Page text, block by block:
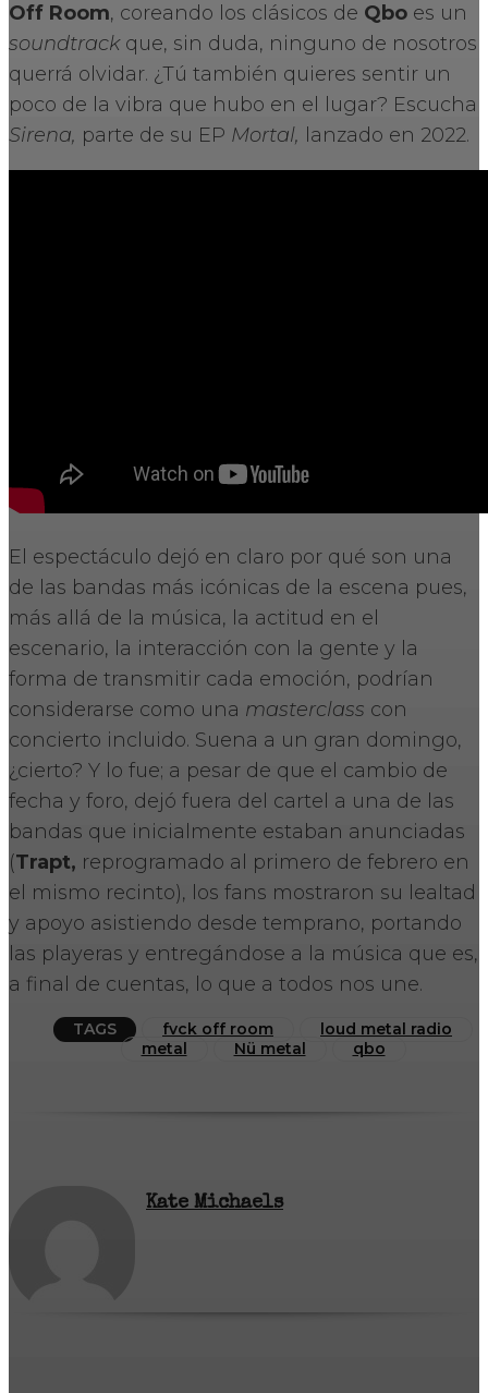
Off Room, coreando los clásicos de Qbo es un
soundtrackque, sin duda, ninguno de nosotros
querrá olvidar. ¿Tú también quieres sentir un
poco de la vibra que hubo en el lugar? Escucha
Sirena, parte de su EP Mortal, lanzado en 2022.
El espectáculo dejó en claro por qué son una
de las bandas más icónicas de la escena pues,
más allá de la música, la actitud en el
escenario, la interacción con la gente y la
forma de transmitir cada emoción, podrían
considerarse como una masterclass con
concierto incluido. Suena a un gran domingo,
¿cierto? Y lo fue; a pesar de que el cambio de
fecha y foro, dejó fuera del cartel a una de las
bandas que inicialmente estaban anunciadas
(Trapt, reprogramado al primero de febrero en
el mismo recinto), los fans mostraron su lealtad
y apoyo asistiendo desde temprano, portando
las playeras y entregándose a la música que es,
a final de cuentas, lo que a todos nos une.
TAGS fvck off room
loud metal radio
metal
Nü metal qbo
Kate Michaels